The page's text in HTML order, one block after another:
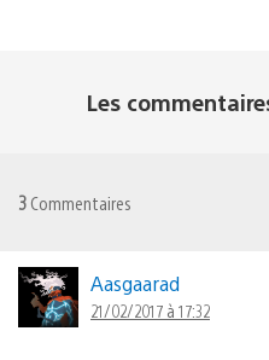
Les
3 Commentaires
Aasgaarad
21/02/2017 à 17:32